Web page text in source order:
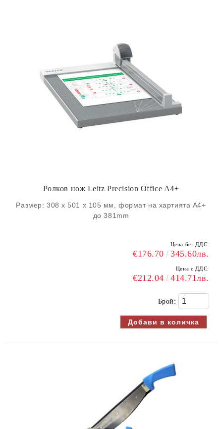
Ролков нож Leitz Precision Office A4+
Размер: 308 x 501 x 105 мм, формат на хартията A4+
до 381mm
Цена без ДДС:
€176.70 345.60лв.
Цена с ДДС:
€212.04 414.71лв.
Брой: